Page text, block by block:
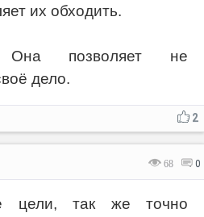
их обходить.
позволяет не
дело.
2
68 0
цели, так же точно